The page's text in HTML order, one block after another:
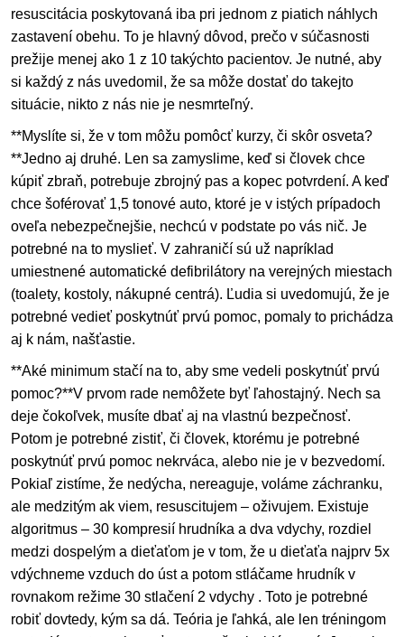
resuscitácia poskytovaná iba pri jednom z piatich náhlych
zastavení obehu. To je hlavný dôvod, prečo v súčasnosti
prežije menej ako 1 z 10 takýchto pacientov. Je nutné, aby
si každý z nás uvedomil, že sa môže dostať do takejto
situácie, nikto z nás nie je nesmrteľný.
**Myslíte si, že v tom môžu pomôcť kurzy, či skôr osveta?
**Jedno aj druhé. Len sa zamyslime, keď si človek chce
kúpiť zbraň, potrebuje zbrojný pas a kopec potvrdení. A keď
chce šoférovať 1,5 tonové auto, ktoré je v istých prípadoch
oveľa nebezpečnejšie, nechcú v podstate po vás nič. Je
potrebné na to myslieť. V zahraničí sú už napríklad
umiestnené automatické defibrilátory na verejných miestach
(toalety, kostoly, nákupné centrá). Ľudia si uvedomujú, že je
potrebné vedieť poskytnúť prvú pomoc, pomaly to prichádza
aj k nám, našťastie.
**Aké minimum stačí na to, aby sme vedeli poskytnúť prvú
pomoc?**V prvom rade nemôžete byť ľahostajný. Nech sa
deje čokoľvek, musíte dbať aj na vlastnú bezpečnosť.
Potom je potrebné zistiť, či človek, ktorému je potrebné
poskytnúť prvú pomoc nekrváca, alebo nie je v bezvedomí.
Pokiaľ zistíme, že nedýcha, nereaguje, voláme záchranku,
ale medzitým ak viem, resuscitujem – oživujem. Existuje
algoritmus – 30 kompresií hrudníka a dva vdychy, rozdiel
medzi dospelým a dieťaťom je v tom, že u dieťaťa najprv 5x
vdýchneme vzduch do úst a potom stláčame hrudník v
rovnakom režime 30 stlačení 2 vdychy . Toto je potrebné
robiť dovtedy, kým sa dá. Teória je ľahká, ale len tréningom